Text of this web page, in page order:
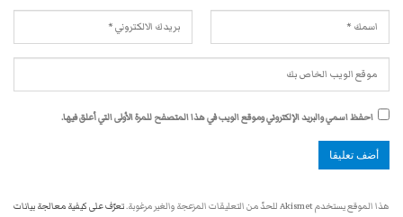
احفظ اسمي والبريد الإلكتروني وموقع الويب في هذا المتصفح للمرة الأولى التي أعلق فيها.
هذا الموقع يستخدم Akismet للحدّ من التعليقات المزعجة والغير مرغوبة.
تعرّف على كيفية معالجة بيانات